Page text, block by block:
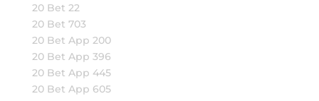
20 Bet 22
20 Bet 703
20 Bet App 200
20 Bet App 396
20 Bet App 445
20 Bet App 605